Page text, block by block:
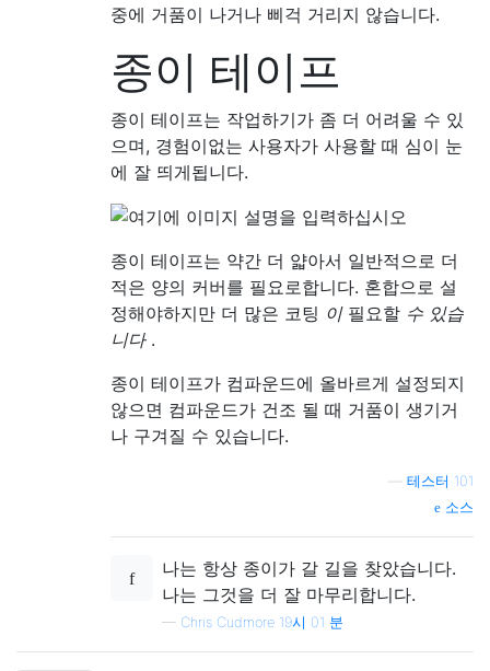
중에 거품이 나거나 삐걱 거리지 않습니다.
종이 테이프
종이 테이프는 작업하기가 좀 더 어려울 수 있
으며, 경험이없는 사용자가 사용할 때 심이 눈
에 잘 띄게됩니다.
종이 테이프는 약간 더 얇아서 일반적으로 더
적은 양의 커버를 필요로합니다. 혼합으로 설
정해야하지만 더 많은 코팅 이필요할 수 있습
니다.
종이 테이프가 컴파운드에 올바르게 설정되지
않으면 컴파운드가 건조 될 때 거품이 생기거
나 구겨질 수 있습니다.
테스터 101
소스
나는 항상 종이가 갈 길을 찾았습니다.
나는 그것을 더 잘 마무리합니다.
— Chris Cudmore 19시 01 분